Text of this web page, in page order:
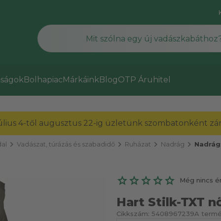
BolhapiacMárkáinkBlogOTP Áruhitel
4-től augusztus 22-ig üzletünk szombatonként
chevron_right Vadászat, túrázás és szabadidő chevron_right Ruházat chevron_right Nadrág chevron_right
Még nincs
Hart Stilk-TXT
Cikkszám: 5408967239A